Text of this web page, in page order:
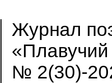
Журнал
№ 2(30)-